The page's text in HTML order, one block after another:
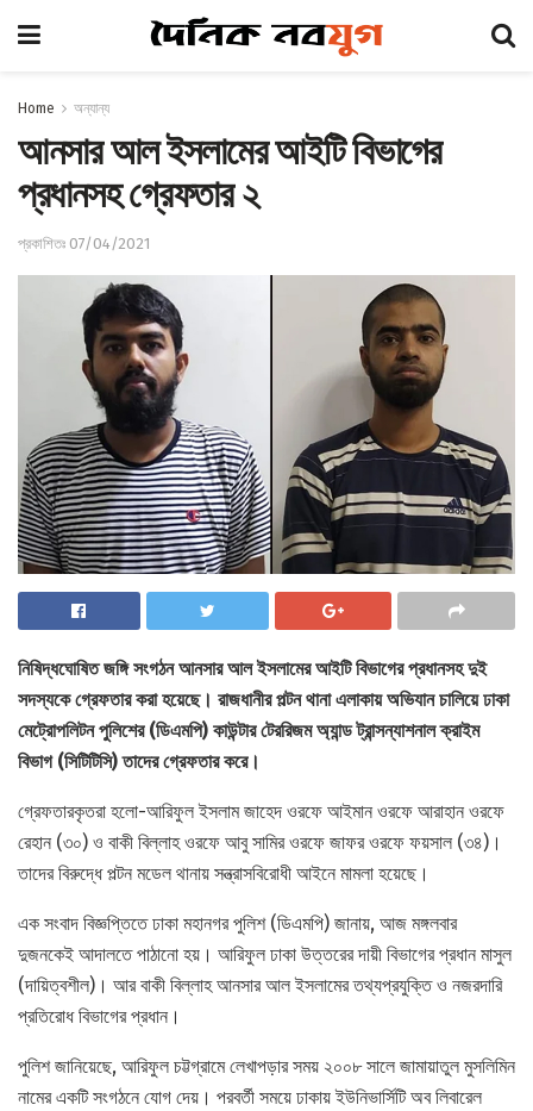
Home অন্যান্য
আনসার আল ইসলামের আইটি বিভাগের
প্রধানসহ গ্রেফতার ২
প্রকাশিতঃ 07/04/2021
নিষিদ্ধঘোষিত জঙ্গি সংগঠন আনসার আল ইসলামের আইটি বিভাগের প্রধানসহ দুই
সদস্যকে গ্রেফতার করা হয়েছে। রাজধানীর পল্টন থানা এলাকায় অভিযান চালিয়ে ঢাকা
মেট্রোপলিটন পুলিশের (ডিএমপি) কাউন্টার টেররিজম অ্যান্ড ট্রান্সন্যাশনাল ক্রাইম
বিভাগ (সিটিটিসি) তাদের গ্রেফতার করে।
গ্রেফতারকৃতরা হলো-আরিফুল ইসলাম জাহেদ ওরফে আইমান ওরফে আরাহান ওরফে
রেহান (৩০) ও বাকী বিল্লাহ ওরফে আবু সামির ওরফে জাফর ওরফে ফয়সাল (৩৪)।
তাদের বিরুদ্ধে পল্টন মডেল থানায় সন্ত্রাসবিরোধী আইনে মামলা হয়েছে।
এক সংবাদ বিজ্ঞপ্তিতে ঢাকা মহানগর পুলিশ (ডিএমপি) জানায়, আজ মঙ্গলবার
দুজনকেই আদালতে পাঠানো হয়। আরিফুল ঢাকা উত্তরের দায়ী বিভাগের প্রধান মাসুল
(দায়িত্বশীল)। আর বাকী বিল্লাহ আনসার আল ইসলামের তথ্যপ্রযুক্তি ও নজরদারি
প্রতিরোধ বিভাগের প্রধান।
পুলিশ জানিয়েছে, আরিফুল চট্টগ্রামে লেখাপড়ার সময় ২০০৮ সালে জামায়াতুল মুসলিমিন
নামের একটি সংগঠনে যোগ দেয়। পরবর্তী সময়ে ঢাকায় ইউনিভার্সিটি অব লিবারেল